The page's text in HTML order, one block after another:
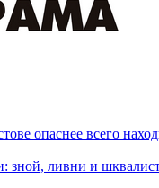
опаснее всего
зной, ливни и